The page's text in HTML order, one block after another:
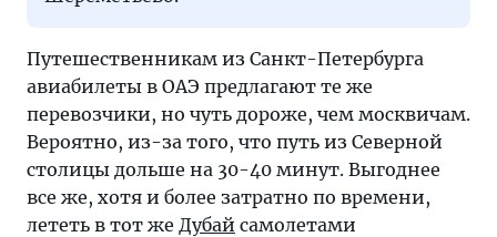
Путешественникам из Санкт-Петербурга
авиабилеты в ОАЭ предлагают те же
перевозчики, но чуть дороже, чем москвичам.
Вероятно, из-за того, что путь из Северной
столицы дольше на 30-40 минут. Выгоднее
все же, хотя и более затратно по времени,
лететь в тот же Дубай самолетами